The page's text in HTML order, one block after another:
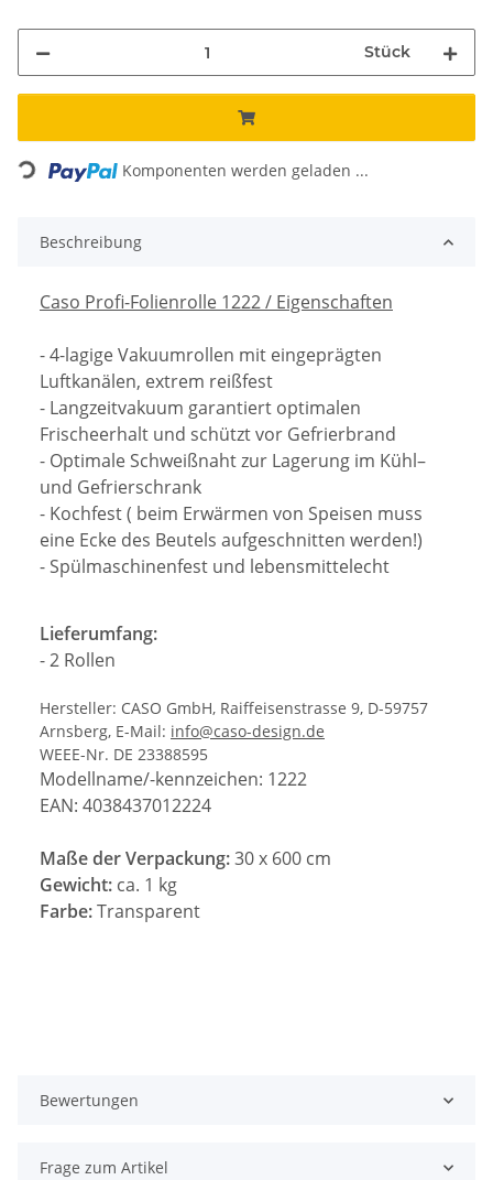
Stück
Loading... Komponenten werden geladen ...
Beschreibung
Caso Profi-Folienrolle 1222 / Eigenschaften
- 4-lagige Vakuumrollen mit eingeprägten
Luftkanälen, extrem reißfest
- Langzeitvakuum garantiert optimalen
Frischeerhalt und schützt vor Gefrierbrand
- Optimale Schweißnaht zur Lagerung im Kühl–
und Gefrierschrank
- Kochfest ( beim Erwärmen von Speisen muss
eine Ecke des Beutels aufgeschnitten werden!)
- Spülmaschinenfest und lebensmittelecht
Lieferumfang:
- 2 Rollen
Hersteller: CASO GmbH, Raiffeisenstrasse 9, D-59757
Arnsberg, E-Mail: info@caso-design.de
WEEE-Nr. DE 23388595
Modellname/-kennzeichen: 1222
EAN: 4038437012224
Maße der Verpackung:30 x 600 cm
Gewicht: ca. 1 kg
Farbe:Transparent
Bewertungen
Frage zum Artikel